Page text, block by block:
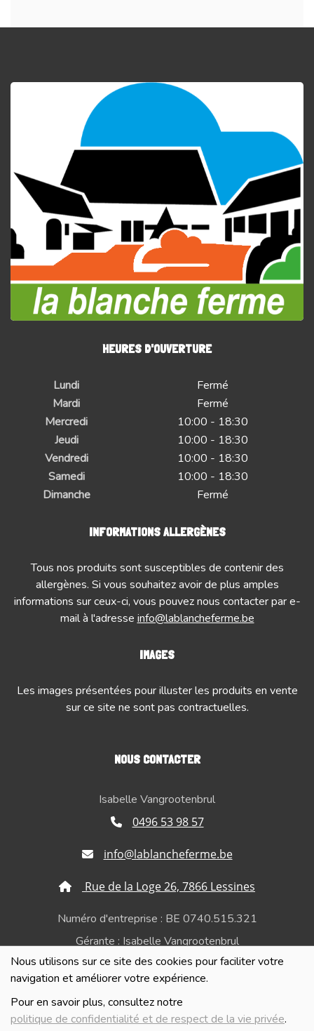
Nous utilisons sur ce site des cookies pour faciliter votre
navigation et améliorer votre expérience.
Pour en savoir plus, consultez notre
politique de confidentialité et de respect de la vie privée.
HEURES D'OUVERTURE
Lundi
Fermé
Mardi
Fermé
Mercredi
10:00 - 18:30
Jeudi
10:00 - 18:30
Vendredi
10:00 - 18:30
Samedi
10:00 - 18:30
Dimanche
Fermé
INFORMATIONS ALLERGÈNES
Tous nos produits sont susceptibles de contenir des
allergènes. Si vous souhaitez avoir de plus amples
informations sur ceux-ci, vous pouvez nous contacter par e-
mail à l'adresse info@lablancheferme.be
IMAGES
Les images présentées pour illuster les produits en vente
sur ce site ne sont pas contractuelles.
NOUS CONTACTER
Isabelle Vangrootenbrul
0496 53 98 57
info@lablancheferme.be
Rue de la Loge 26, 7866 Lessines
Numéro d'entreprise : BE 0740.515.321
Gérante : Isabelle Vangrootenbrul
Politique de confidentialité et de respect de la vie
privée